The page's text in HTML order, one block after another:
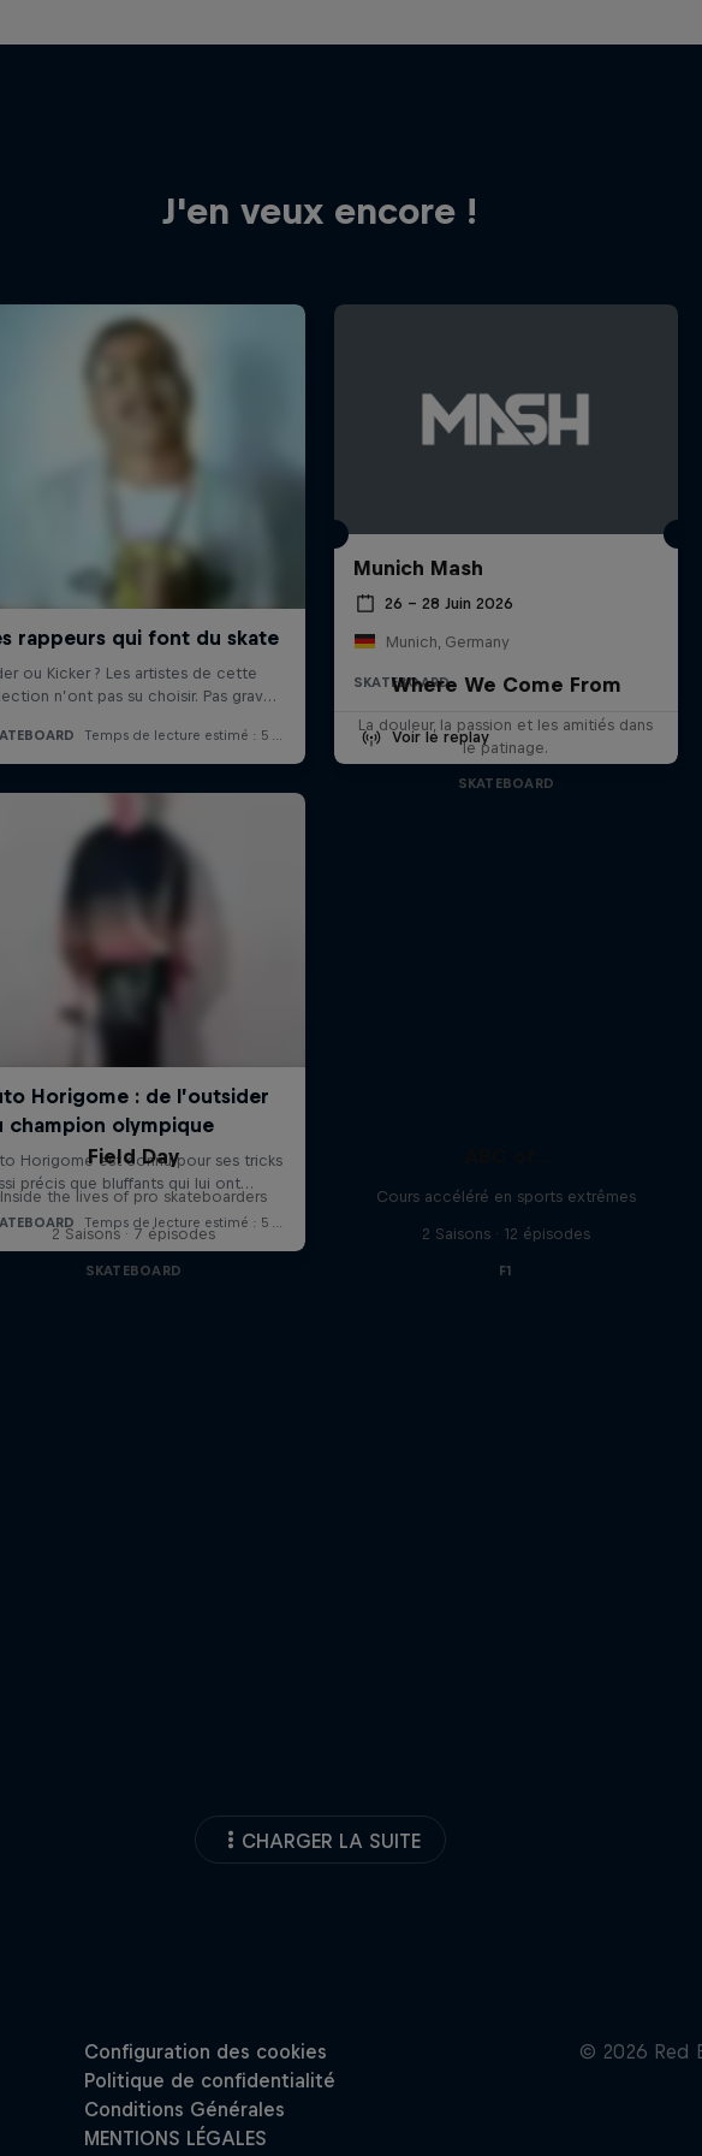
J'en veux encore !
Munich Mash
26 – 28 Juin 2026
Munich, Germany
SKATEBOARD
Voir le replay
Where We Come From
La douleur, la passion et les amitiés dans
le patinage.
SKATEBOARD
Field Day
Inside the lives of pro skateboarders
2 Saisons · 7 épisodes
SKATEBOARD
Cours accéléré en sports extrêmes
2 Saisons · 12 épisodes
F1
CHARGER LA SUITE